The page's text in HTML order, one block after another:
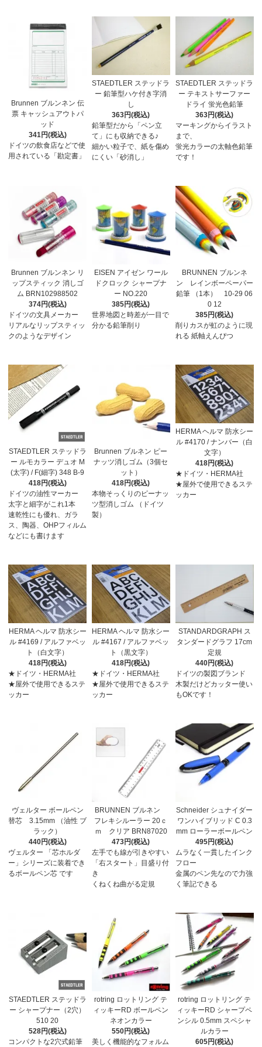
Brunnen ブルンネン 伝
票 キャッシュアウトパ
ッド
341円(税込)
ドイツの飲食店などで使
用されている「勘定書」
STAEDTLER ステッドラ
ー 鉛筆型ハケ付き字消
し
363円(税込)
鉛筆型だから「ペン立
て」にも収納できる♪
細かい粒子で、紙を傷め
にくい「砂消し」
STAEDTLER ステッドラ
ー テキストサーファー
ドライ 蛍光色鉛筆
363円(税込)
マーキングからイラスト
まで、
蛍光カラーの太軸色鉛筆
です！
Brunnen ブルンネン リ
ップスティック 消しゴ
ム BRN102988502
374円(税込)
ドイツの文具メーカー
リアルなリップスティッ
クのようなデザイン
EISEN アイゼン ワール
ドクロック シャープナ
ー NO.220
385円(税込)
世界地図と時差が一目で
分かる鉛筆削り
BRUNNEN ブルンネ
ン レインボーペーパー
鉛筆 （1本） 10-29 06
0 12
385円(税込)
削りカスが虹のように現
れる 紙軸えんぴつ
STAEDTLER ステッドラ
ー ルモカラー デュオ M
(太字) / F(細字) 348 B-9
418円(税込)
ドイツの油性マーカー
太字と細字がこれ1本
速乾性にも優れ、ガラ
ス、陶器、OHPフィルム
などにも書けます
Brunnen ブルネン ピー
ナッツ消しゴム（3個セ
ット）
418円(税込)
本物そっくりのピーナッ
ツ型消しゴム （ドイツ
製）
HERMA ヘルマ 防水シー
ル #4170 / ナンバー（白
文字）
418円(税込)
★ドイツ・HERMA社
★屋外で使用できるステ
ッカー
HERMA ヘルマ 防水シー
ル #4169 / アルファベッ
ト（白文字）
418円(税込)
★ドイツ・HERMA社
★屋外で使用できるステ
ッカー
HERMA ヘルマ 防水シー
ル #4167 / アルファベッ
ト（黒文字）
418円(税込)
★ドイツ・HERMA社
★屋外で使用できるステ
ッカー
STANDARDGRAPH ス
タンダードグラフ 17cm
定規
440円(税込)
ドイツの製図ブランド
木製だけどカッター使い
もOKです！
ヴェルター ボールペン
替芯 3.15mm （油性 ブ
ラック）
440円(税込)
ヴェルター 「芯ホルダ
ー」シリーズに装着でき
るボールペン芯 です
BRUNNEN ブルネン
フレキシルーラー 20ｃ
ｍ クリア BRN87020
473円(税込)
左手でも線が引きやすい
「右スタート」目盛り付
き
くねくね曲がる定規
Schneider シュナイダー
ワンハイブリッド C 0.3
mm ローラーボールペン
495円(税込)
ムラなく一貫したインク
フロー
金属のペン先なので力強
く筆記できる
STAEDTLER ステッドラ
ー シャープナー（2穴）
510 20
528円(税込)
コンパクトな2穴式鉛筆
rotring ロットリング テ
ィッキーRD ボールペン
ネオンカラー
550円(税込)
美しく機能的なフォルム
rotring ロットリング テ
ィッキーRD シャープペ
ンシル 0.5mm スペシャ
ルカラー
605円(税込)